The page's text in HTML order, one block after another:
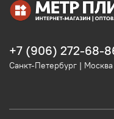
+7 (906) 272-68-
Санкт-Петербург | Москва